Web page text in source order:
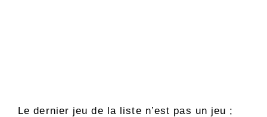
Le dernier jeu de la liste n’est pas un jeu ;